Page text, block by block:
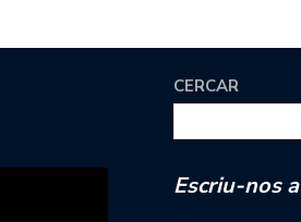
CERCAR
Escriu-nos a